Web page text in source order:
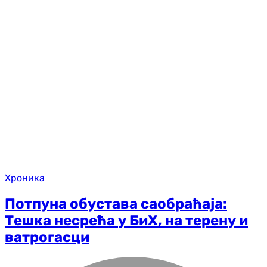
Хроника
Потпуна обустава саобраћаја:
Тешка несрећа у БиХ, на терену и
ватрогасци